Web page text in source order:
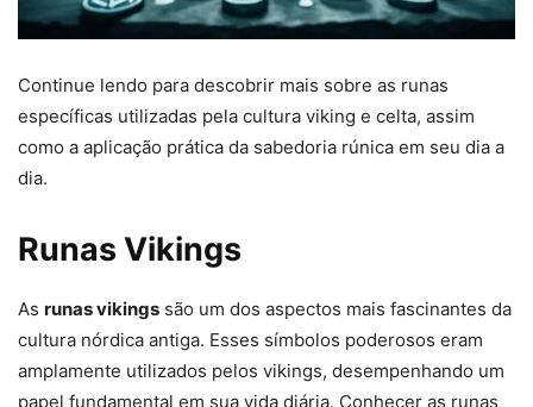
Continue lendo para descobrir mais sobre as runas
específicas utilizadas pela cultura viking e celta, assim
como a aplicação prática da sabedoria rúnica em seu dia a
dia.
Runas Vikings
As runas vikings são um dos aspectos mais fascinantes da
cultura nórdica antiga. Esses símbolos poderosos eram
amplamente utilizados pelos vikings, desempenhando um
papel fundamental em sua vida diária. Conhecer as runas